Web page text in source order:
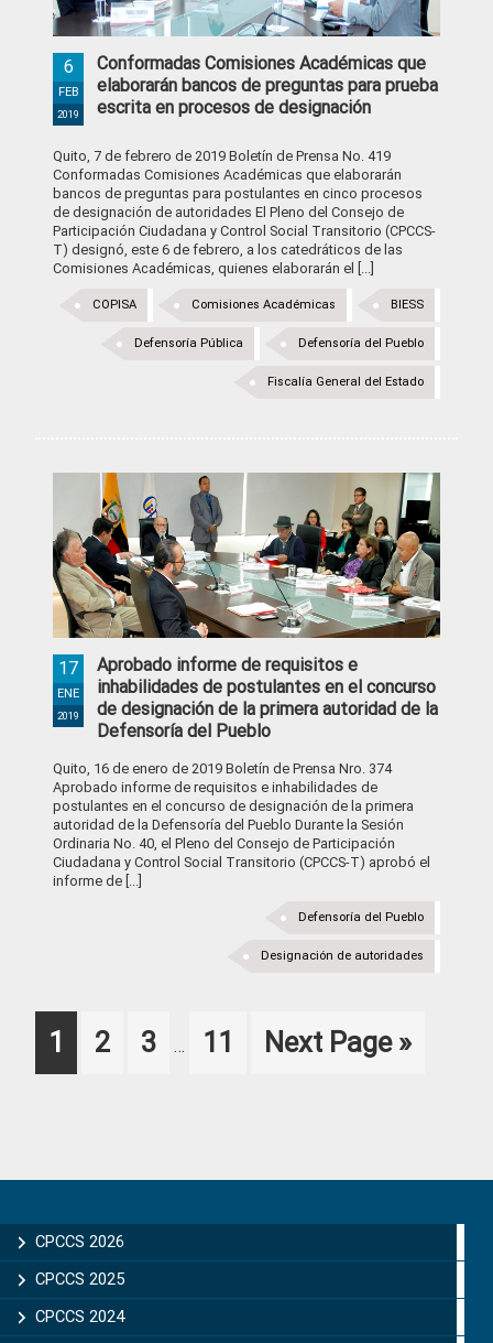
Conformadas Comisiones Académicas que
elaborarán bancos de preguntas para prueba
escrita en procesos de designación
6
FEB
2019
Quito, 7 de febrero de 2019 Boletín de Prensa No. 419
Conformadas Comisiones Académicas que elaborarán
bancos de preguntas para postulantes en cinco procesos
de designación de autoridades El Pleno del Consejo de
Participación Ciudadana y Control Social Transitorio (CPCCS-
T) designó, este 6 de febrero, a los catedráticos de las
Comisiones Académicas, quienes elaborarán el [...]
BIESS
Comisiones Académicas
COPISA
Defensoría del Pueblo
Defensoría Pública
Fiscalía General del Estado
Aprobado informe de requisitos e
inhabilidades de postulantes en el concurso
de designación de la primera autoridad de la
Defensoría del Pueblo
17
ENE
2019
Quito, 16 de enero de 2019 Boletín de Prensa Nro. 374
Aprobado informe de requisitos e inhabilidades de
postulantes en el concurso de designación de la primera
autoridad de la Defensoría del Pueblo Durante la Sesión
Ordinaria No. 40, el Pleno del Consejo de Participación
Ciudadana y Control Social Transitorio (CPCCS-T) aprobó el
informe de [...]
Defensoría del Pueblo
Designación de autoridades
Page
1 Page
2 Page
3
pages
… Page
11
Go
Next Page »
Sidebar
CPCCS 2026
CPCCS 2025
CPCCS 2024